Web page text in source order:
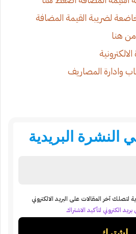
لضريبة القيمة المضافة
من هنا
وادارة المصاريف
النشرة البريدية
لتصلك آخر المقالات على البريد الالكتروني
الكتروني لتأكيد الاشتراك